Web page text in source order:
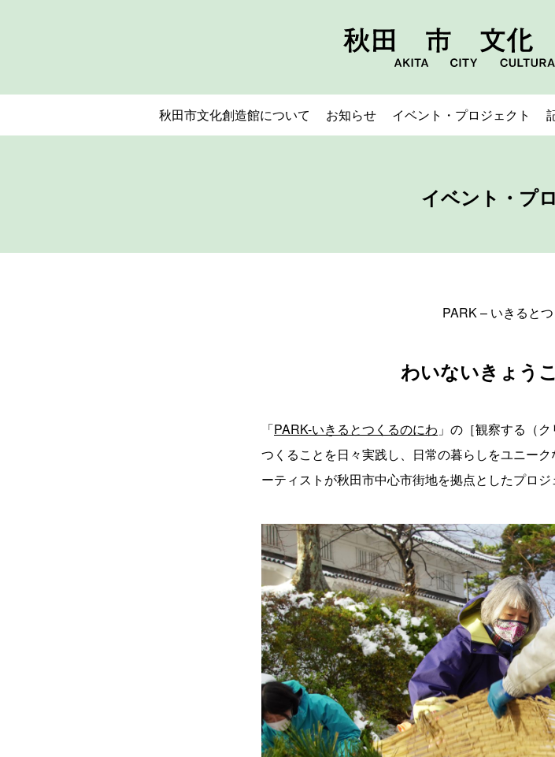
秋田市文化創造館について お知らせ イベント・プロジェクト
イベント・プ
PARK – いきると
わいないきょう
「PARK-いきるとつくるのにわ 」の［観察する（
つくることを日々実践し、日常の暮らしをユニー
ーティストが秋田市中心市街地を拠点としたプロジ